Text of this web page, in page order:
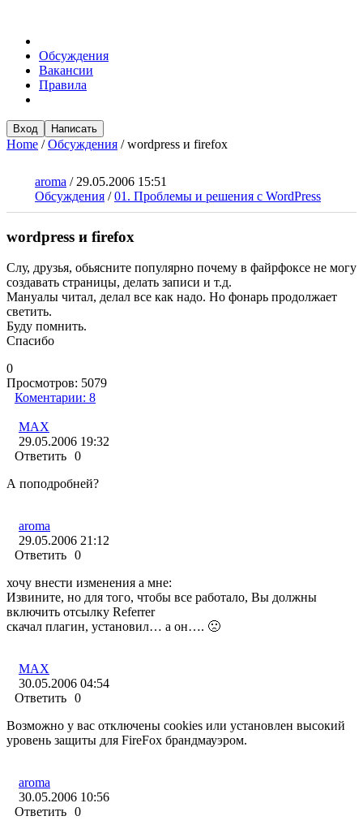
Обсуждения
Вакансии
Правила
Вход Написать
Home /Обсуждения /wordpress и firefox
aroma / 29.05.2006 15:51
Обсуждения /01. Проблемы и решения с WordPress
wordpress и firefox
Слу, друзья, обьясните популярно почему в файрфоксе не могу
создавать страницы, делать записи и т.д.
Мануалы читал, делал все как надо. Но фонарь продолжает
светить.
Буду помнить.
Спасибо
0
Просмотров: 5079
Коментарии: 8
MAX
29.05.2006 19:32
Ответить 0
А поподробней?
aroma
29.05.2006 21:12
Ответить 0
хочу внести изменения а мне:
Извините, но для того, чтобы все работало, Вы должны
включить отсылку Referrer
скачал плагин, установил… а он…. 🙁
MAX
30.05.2006 04:54
Ответить 0
Возможно у вас отключены cookies или установлен высокий
уровень защиты для FireFox брандмауэром.
aroma
30.05.2006 10:56
Ответить 0